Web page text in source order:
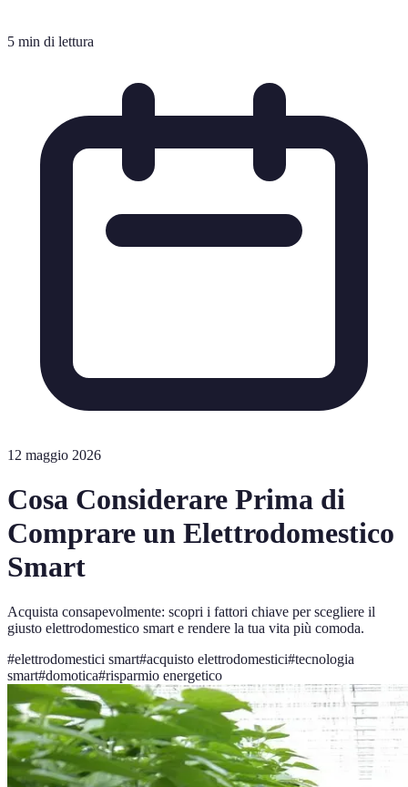
5 min di lettura
12 maggio 2026
Cosa Considerare Prima di
Comprare un Elettrodomestico
Smart
Acquista consapevolmente: scopri i fattori chiave per scegliere il
giusto elettrodomestico smart e rendere la tua vita più comoda.
#elettrodomestici smart#acquisto elettrodomestici#tecnologia
smart#domotica#risparmio energetico